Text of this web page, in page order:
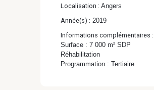
Localisation : Angers
Année(s) : 2019
Informations complémentaires :
Surface : 7 000 m² SDP
Réhabilitation
Programmation : Tertiaire